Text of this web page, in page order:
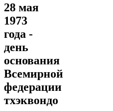
28 мая
1973
года -
день
основания
Всемирной
федерации
тхэквондо